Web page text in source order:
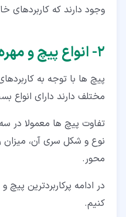
وجود دارند که کاربردهای
۲‏- انواع پیچ و مهره
پیچ ها با توجه به
مختلف دارند دارای انواع
تفاوت پیچ ها معمولا
نوع و شکل سری آن،
محور.
در ادامه پرکاربردترین
کنیم.